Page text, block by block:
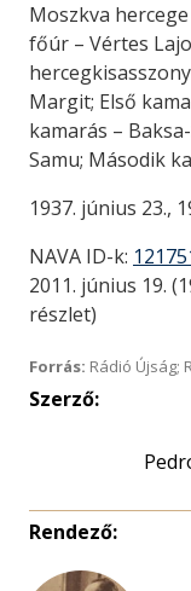
Moszkva
főúr – Vértes
Margit; Első
kamarás –
Samu; Második
1937. június 23.,
NAVA ID-k:
2011. június 19.
részlet)
Forrás: Rádió Újság;
Szerző:
Rendező: